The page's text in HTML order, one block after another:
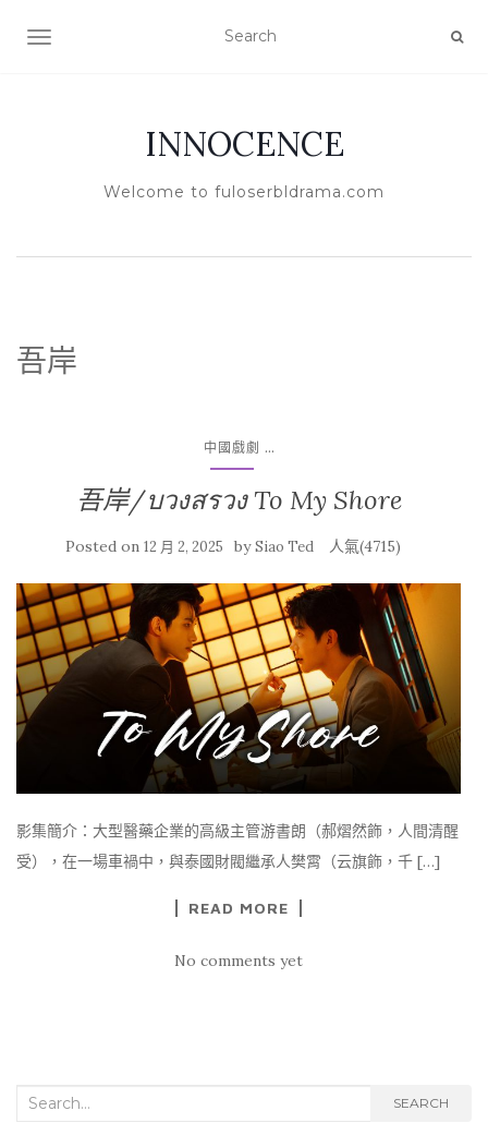
TOGGLE NAVIGATION
INNOCENCE
Welcome to fuloserbldrama.com
吾岸
中國戲劇 ...
吾岸/บวงสรวง To My Shore
Posted on 12 月 2, 2025 bySiao Ted 人氣(4715)
影集簡介：大型醫藥企業的高級主管游書朗（郝熠然飾，人間清醒
受），在一場車禍中，與泰國財閥繼承人樊霄（云旗飾，千 […]
READ MORE
No comments yet
Search for: SEARCH